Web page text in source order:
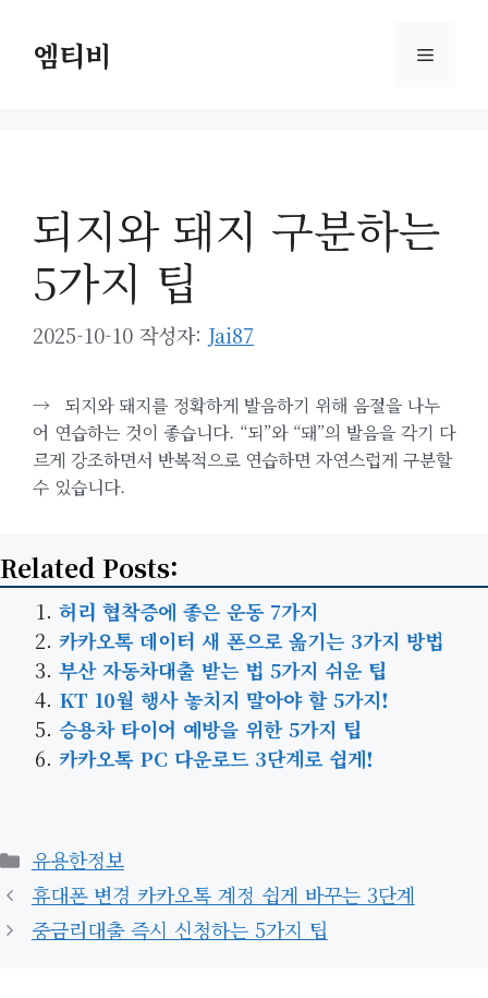
엠티비 메
되지와 돼지 구분하는
5가지 팁
2025-10-10 작성자: Jai87
→
되지와 돼지를 정확하게 발음하기 위해 음절을 나누
어 연습하는 것이 좋습니다. “되”와 “돼”의 발음을 각기 다
르게 강조하면서 반복적으로 연습하면 자연스럽게 구분할
수 있습니다.
Related Posts:
허리 협착증에 좋은 운동 7가지
카카오톡 데이터 새 폰으로 옮기는 3가지 방법
부산 자동차대출 받는 법 5가지 쉬운 팁
KT 10월 행사 놓치지 말아야 할 5가지!
승용차 타이어 예방을 위한 5가지 팁
카카오톡 PC 다운로드 3단계로 쉽게!
카
테
고
리
유용한정보
휴대폰 변경 카카오톡 계정 쉽게 바꾸는 3단계
중금리대출 즉시 신청하는 5가지 팁